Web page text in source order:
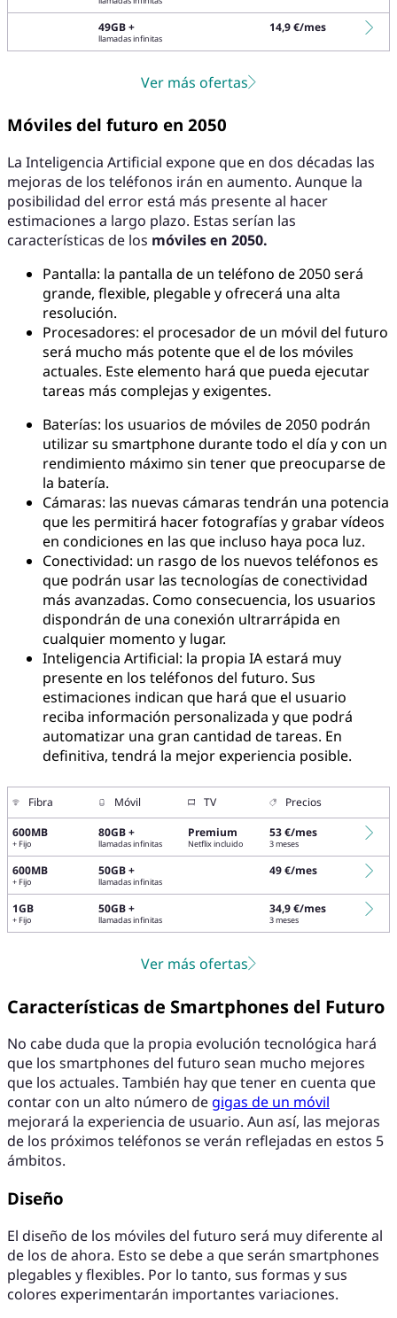
49GB +
llamadas infinitas
14,9 €/mes
Ver más ofertas
Móviles del futuro en 2050
La Inteligencia Artificial expone que en dos décadas las
mejoras de los teléfonos irán en aumento. Aunque la
posibilidad del error está más presente al hacer
estimaciones a largo plazo. Estas serían las
características de los móviles en 2050.
Pantalla: la pantalla de un teléfono de 2050 será
grande, flexible, plegable y ofrecerá una alta
resolución.
Procesadores: el procesador de un móvil del futuro
será mucho más potente que el de los móviles
actuales. Este elemento hará que pueda ejecutar
tareas más complejas y exigentes.
Baterías: los usuarios de móviles de 2050 podrán
utilizar su smartphone durante todo el día y con un
rendimiento máximo sin tener que preocuparse de
la batería.
Cámaras: las nuevas cámaras tendrán una potencia
que les permitirá hacer fotografías y grabar vídeos
en condiciones en las que incluso haya poca luz.
Conectividad: un rasgo de los nuevos teléfonos es
que podrán usar las tecnologías de conectividad
más avanzadas. Como consecuencia, los usuarios
dispondrán de una conexión ultrarrápida en
cualquier momento y lugar.
Inteligencia Artificial: la propia IA estará muy
presente en los teléfonos del futuro. Sus
estimaciones indican que hará que el usuario
reciba información personalizada y que podrá
automatizar una gran cantidad de tareas. En
definitiva, tendrá la mejor experiencia posible.
Fibra Móvil TV
Precios
600MB
+ Fijo
80GB +
llamadas infinitas
Premium
Netflix incluido
53 €/mes
3 meses
600MB
+ Fijo
50GB +
llamadas infinitas
49 €/mes
1GB
+ Fijo
50GB +
llamadas infinitas
34,9 €/mes
3 meses
Ver más ofertas
Características de Smartphones del Futuro
No cabe duda que la propia evolución tecnológica hará
que los smartphones del futuro sean mucho mejores
que los actuales. También hay que tener en cuenta que
contar con un alto número de gigas de un móvil
mejorará la experiencia de usuario. Aun así, las mejoras
de los próximos teléfonos se verán reflejadas en estos 5
ámbitos.
Diseño
El diseño de los móviles del futuro será muy diferente al
de los de ahora. Esto se debe a que serán smartphones
plegables y flexibles. Por lo tanto, sus formas y sus
colores experimentarán importantes variaciones.